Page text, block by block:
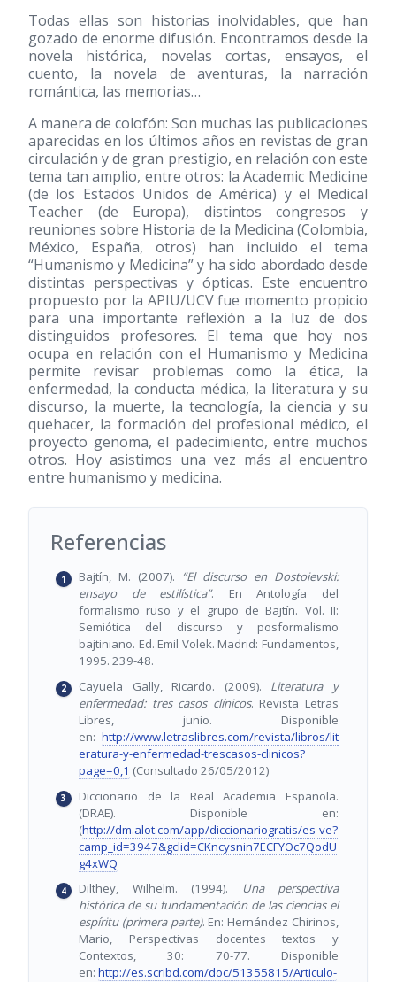
Todas ellas son historias inolvidables, que han
gozado de enorme difusión. Encontramos desde la
novela histórica, novelas cortas, ensayos, el
cuento, la novela de aventuras, la narración
romántica, las memorias…
A manera de colofón: Son muchas las publicaciones
aparecidas en los últimos años en revistas de gran
circulación y de gran prestigio, en relación con este
tema tan amplio, entre otros: la Academic Medicine
(de los Estados Unidos de América) y el Medical
Teacher (de Europa), distintos congresos y
reuniones sobre Historia de la Medicina (Colombia,
México, España, otros) han incluido el tema
“Humanismo y Medicina” y ha sido abordado desde
distintas perspectivas y ópticas. Este encuentro
propuesto por la APIU/UCV fue momento propicio
para una importante reflexión a la luz de dos
distinguidos profesores. El tema que hoy nos
ocupa en relación con el Humanismo y Medicina
permite revisar problemas como la ética, la
enfermedad, la conducta médica, la literatura y su
discurso, la muerte, la tecnología, la ciencia y su
quehacer, la formación del profesional médico, el
proyecto genoma, el padecimiento, entre muchos
otros. Hoy asistimos una vez más al encuentro
entre humanismo y medicina.
Referencias
Bajtín, M. (2007).
“El discurso en Dostoievski:
ensayo de estilística”. En Antología del
formalismo ruso y el grupo de Bajtín. Vol. II:
Semiótica del discurso y posformalismo
bajtiniano. Ed. Emil Volek. Madrid: Fundamentos,
1995. 239-48.
Cayuela Gally, Ricardo. (2009).
Literatura y
enfermedad: tres casos clínicos. Revista Letras
Libres, junio. Disponible
en: http://www.letraslibres.com/revista/libros/lit
eratura-y-enfermedad-trescasos-clinicos?
page=0,1 (Consultado 26/05/2012)
Diccionario de la Real Academia Española.
(DRAE). Disponible en:
(http://dm.alot.com/app/diccionariogratis/es-ve?
camp_id=3947&gclid=CKncysnin7ECFYOc7QodU
g4xWQ
Dilthey, Wilhelm. (1994).
Una perspectiva
histórica de su fundamentación de las ciencias el
espíritu (primera parte). En: Hernández Chirinos,
Mario, Perspectivas docentes textos y
Contextos, 30: 70-77. Disponible
en: http://es.scribd.com/doc/51355815/Articulo-